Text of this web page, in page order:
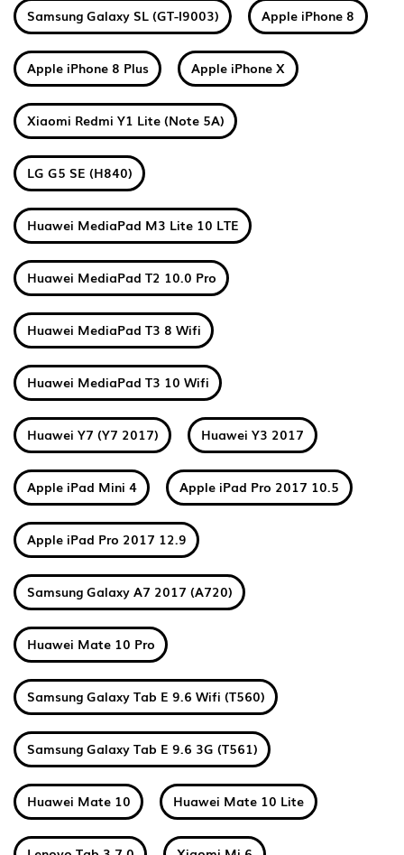
Samsung Galaxy SL (GT-I9003) Apple iPhone 8
Apple iPhone 8 Plus Apple iPhone X
Xiaomi Redmi Y1 Lite (Note 5A)
LG G5 SE (H840)
Huawei MediaPad M3 Lite 10 LTE
Huawei MediaPad T2 10.0 Pro
Huawei MediaPad T3 8 Wifi
Huawei MediaPad T3 10 Wifi
Huawei Y7 (Y7 2017) Huawei Y3 2017
Apple iPad Mini 4 Apple iPad Pro 2017 10.5
Apple iPad Pro 2017 12.9
Samsung Galaxy A7 2017 (A720)
Huawei Mate 10 Pro
Samsung Galaxy Tab E 9.6 Wifi (T560)
Samsung Galaxy Tab E 9.6 3G (T561)
Huawei Mate 10 Huawei Mate 10 Lite